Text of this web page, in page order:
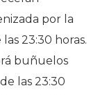
por la
23:30 horas.
buñuelos
las 23:30